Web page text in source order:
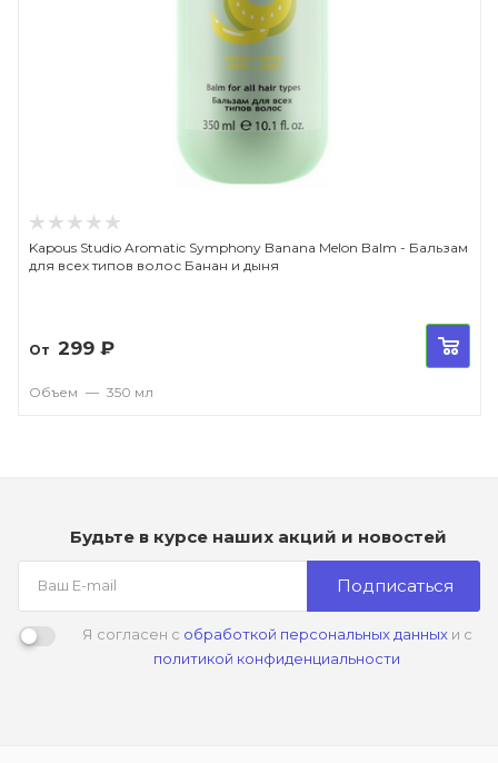
Kapous Studio Aromatic Symphony Banana Melon Balm - Бальзам
для всех типов волос Банан и дыня
От 299 ₽
Объем — 350 мл
Будьте в курсе наших акций и новостей
Подписаться
Я согласен с обработкой персональных данныхи с
политикой конфиденциальности